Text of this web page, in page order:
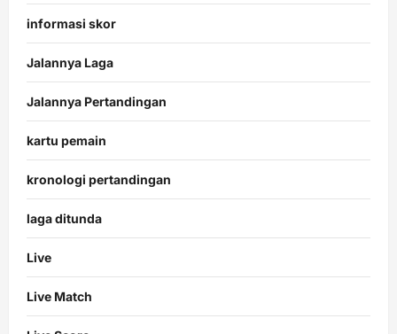
informasi skor
Jalannya Laga
Jalannya Pertandingan
kartu pemain
kronologi pertandingan
laga ditunda
Live
Live Match